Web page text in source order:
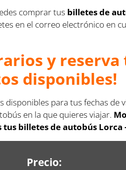
comprar tus billetes de
en el correo electrónico en
y reserva
disponibles!
disponibles para tus fechas
en la que quieres viajar.
billetes de autobús
Precio: